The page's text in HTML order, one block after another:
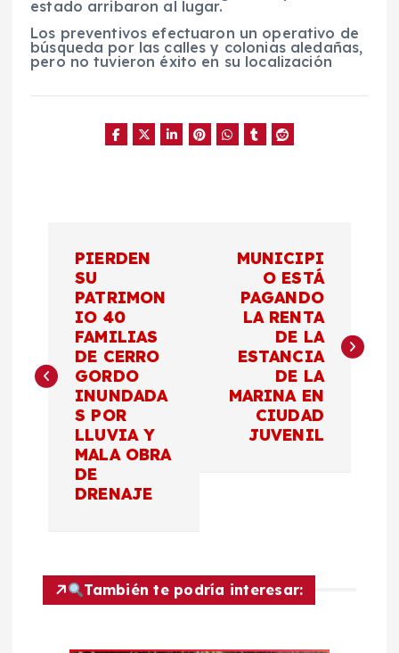
estado arribaron al lugar.
Los preventivos efectuaron un operativo de
búsqueda por las calles y colonias aledañas,
pero no tuvieron éxito en su localización
e
PIERDEN
SU
PATRIMON
IO 40
FAMILIAS
DE CERRO
GORDO
INUNDADA
S POR
LLUVIA Y
MALA OBRA
DE
DRENAJE
MUNICIPI
O ESTÁ
PAGANDO
LA RENTA
DE LA
ESTANCIA
DE LA
MARINA EN
CIUDAD
JUVENIL
También te podría interesar: